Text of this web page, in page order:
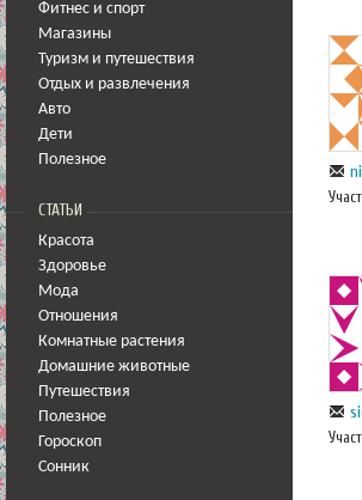
Фитнес и спорт
Магазины
Туризм и путешествия
Отдых и развлечения
Авто
Дети
Полезное
СТАТЬИ
Красота
Здоровье
Мода
Отношения
Комнатные растения
Домашние животные
Путешествия
Полезное
Гороскоп
Сонник